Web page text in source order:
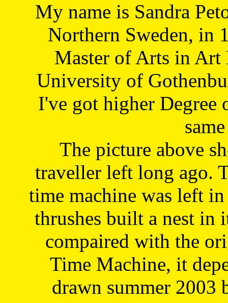
My name is Sandra
Northern Sweden, in
Master of Arts in Art
University of
I've got higher Degree
The picture above
traveller left long ago.
time machine was left
thrushes built a nest in
compaired with the
Time Machine, it
drawn summer 2003